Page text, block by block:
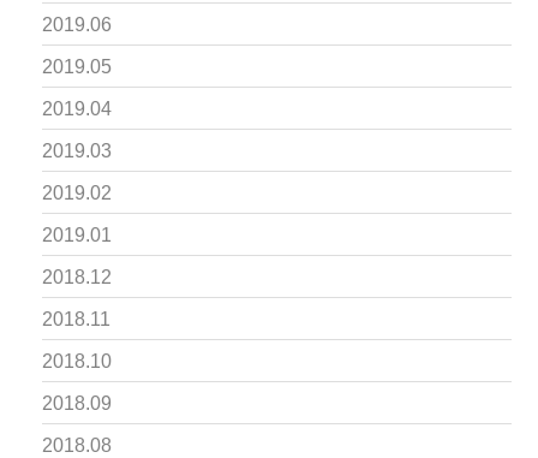
2019.06
2019.05
2019.04
2019.03
2019.02
2019.01
2018.12
2018.11
2018.10
2018.09
2018.08